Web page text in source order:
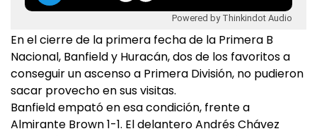
Powered by Thinkindot Audio
En el cierre de la primera fecha de la Primera B
Nacional, Banfield y Huracán, dos de los favoritos a
conseguir un ascenso a Primera División, no pudieron
sacar provecho en sus visitas.
Banfield empató en esa condición, frente a
Almirante Brown 1-1. El delantero Andrés Chávez